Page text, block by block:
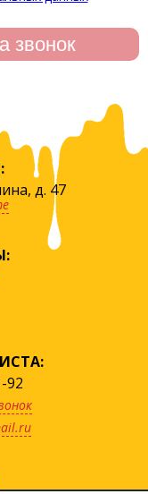
д. 47
92